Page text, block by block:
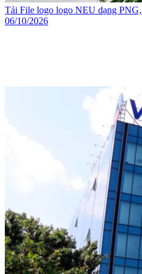
Tải File logo logo NEU dạng
06/10/2026